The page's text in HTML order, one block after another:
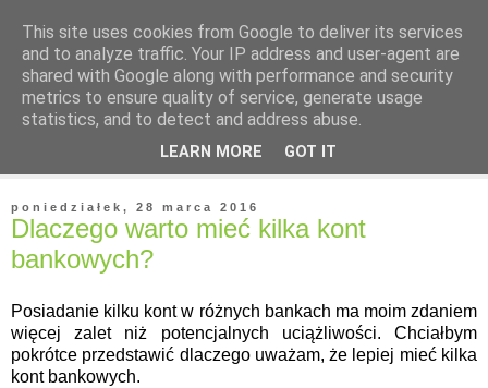
poniedziałek, 28 marca 2016
Dlaczego warto mieć kilka kont
bankowych?
Posiadanie kilku kont w różnych bankach ma moim zdaniem
więcej zalet niż potencjalnych uciążliwości. Chciałbym
pokrótce przedstawić dlaczego uważam, że lepiej mieć kilka
kont bankowych.
This site uses cookies from Google to deliver its services
and to analyze traffic. Your IP address and user-agent are
shared with Google along with performance and security
metrics to ensure quality of service, generate usage
statistics, and to detect and address abuse.
LEARN MORE GOT IT